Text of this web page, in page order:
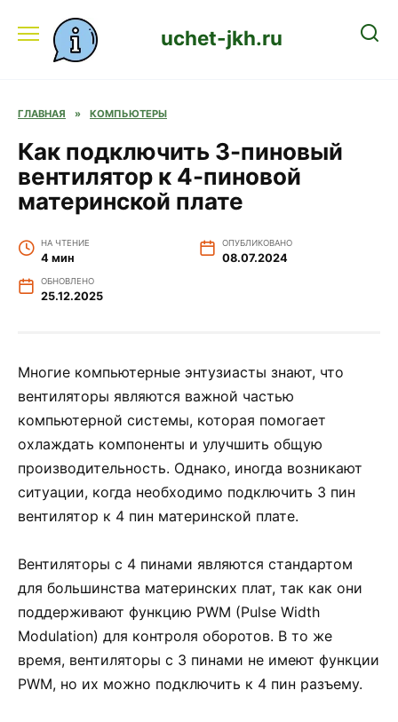
содержанию
uchet-jkh.ru
ГЛАВНАЯ » КОМПЬЮТЕРЫ
Как подключить 3-пиновый
вентилятор к 4-пиновой
материнской плате
НА ЧТЕНИЕ
4 мин
ОПУБЛИКОВАНО
08.07.2024
ОБНОВЛЕНО
25.12.2025
Многие компьютерные энтузиасты знают, что
вентиляторы являются важной частью
компьютерной системы, которая помогает
охлаждать компоненты и улучшить общую
производительность. Однако, иногда возникают
ситуации, когда необходимо подключить 3 пин
вентилятор к 4 пин материнской плате.
Вентиляторы с 4 пинами являются стандартом
для большинства материнских плат, так как они
поддерживают функцию PWM (Pulse Width
Modulation) для контроля оборотов. В то же
время, вентиляторы с 3 пинами не имеют функции
PWM, но их можно подключить к 4 пин разъему.